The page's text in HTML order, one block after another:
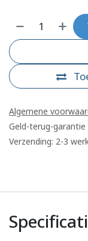
Algemene
Geld-terug-garantie
Verzending: 2-3